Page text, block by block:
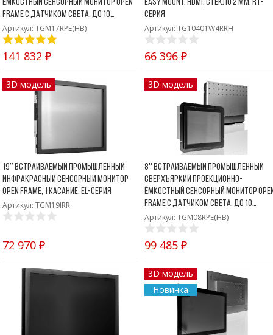
ёмкостный сенсорный монитор Open
Frame с датчиком света, до 10
касаний, PureFlat-серия
Артикул: TGM17RPE(HB)
141 832 ₽
Easy Mount, HDMI, стекло 2 мм, RT-
серия
Артикул: TG10401W4RRH
66 396 ₽
3D модель
19’’ Встраиваемый промышленный
инфракрасный сенсорный монитор
Open Frame, 1 касание, EL-серия
Артикул: TGM19IRR
72 970 ₽
3D модель
8'' Встраиваемый промышленный
сверхъяркий проекционно-
ёмкостный сенсорный монитор
Frame с датчиком света, до 10
касаний, PureFlat-серия
Артикул: TGM08RPE(HB)
99 485 ₽
3D модель
Новинка